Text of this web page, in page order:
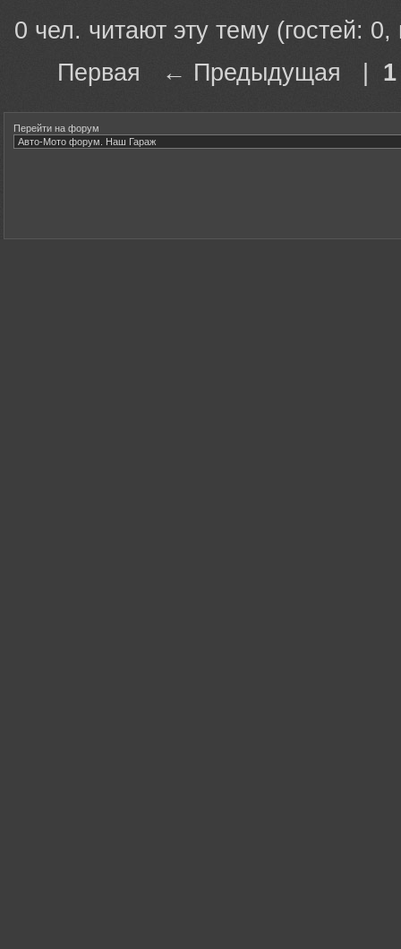
0 чел. читают эту тему (гостей:
Первая ← Предыдущая | 1
Перейти на форум